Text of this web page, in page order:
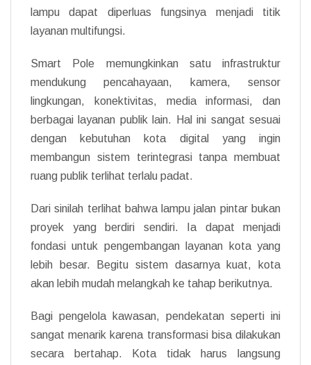
lampu dapat diperluas fungsinya menjadi titik
layanan multifungsi.
Smart Pole memungkinkan satu infrastruktur
mendukung pencahayaan, kamera, sensor
lingkungan, konektivitas, media informasi, dan
berbagai layanan publik lain. Hal ini sangat sesuai
dengan kebutuhan kota digital yang ingin
membangun sistem terintegrasi tanpa membuat
ruang publik terlihat terlalu padat.
Dari sinilah terlihat bahwa lampu jalan pintar bukan
proyek yang berdiri sendiri. Ia dapat menjadi
fondasi untuk pengembangan layanan kota yang
lebih besar. Begitu sistem dasarnya kuat, kota
akan lebih mudah melangkah ke tahap berikutnya.
Bagi pengelola kawasan, pendekatan seperti ini
sangat menarik karena transformasi bisa dilakukan
secara bertahap. Kota tidak harus langsung